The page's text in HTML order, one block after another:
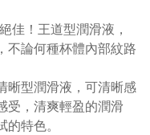
佳！王道型潤滑液，
不論何種杯體內部紋路
晰型潤滑液，可清晰感
受，清爽輕盈的潤滑
特色。